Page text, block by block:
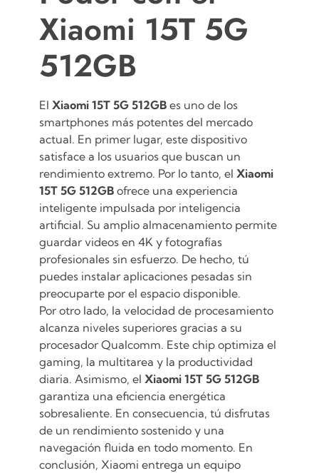
Xiaomi 15T 5G
512GB
El Xiaomi 15T 5G 512GB es uno de los
smartphones más potentes del mercado
actual. En primer lugar, este dispositivo
satisface a los usuarios que buscan un
rendimiento extremo. Por lo tanto, el Xiaomi
15T 5G 512GB ofrece una experiencia
inteligente impulsada por inteligencia
artificial. Su amplio almacenamiento permite
guardar videos en 4K y fotografías
profesionales sin esfuerzo. De hecho, tú
puedes instalar aplicaciones pesadas sin
preocuparte por el espacio disponible.
Por otro lado, la velocidad de procesamiento
alcanza niveles superiores gracias a su
procesador Qualcomm. Este chip optimiza el
gaming, la multitarea y la productividad
diaria. Asimismo, el Xiaomi 15T 5G 512GB
garantiza una eficiencia energética
sobresaliente. En consecuencia, tú disfrutas
de un rendimiento sostenido y una
navegación fluida en todo momento. En
conclusión, Xiaomi entrega un equipo